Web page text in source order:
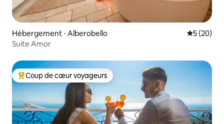
Hébergement ⋅ Alberobello
5 (20)
Suite Amor
Coups de cœur voyageurs les plus appréciés
Coup de cœur voyageurs